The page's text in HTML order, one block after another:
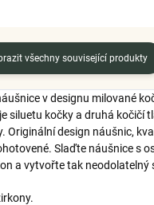
všechny související produkty
v designu milované
siluetu kočky a druhá kočičí
Originální design náušnic,
Slaďte náušnice s
a vytvořte tak neodolatelný